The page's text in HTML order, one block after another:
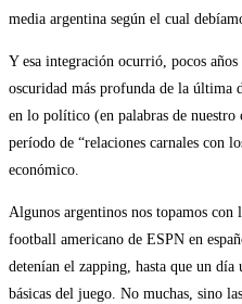
media argentina según el cual
Y esa integración ocurrió, pocos años
oscuridad más profunda de la
en lo político (en palabras de
período de “relaciones carnales con
económico.
Algunos argentinos nos topamos con
football americano de ESPN en
detenían el zapping, hasta que un
básicas del juego. No muchas, sino